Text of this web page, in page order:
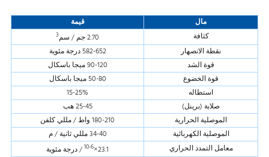
مال
قيمة
كثافة
2.70 جم / سم 3
نقطة الانصهار
582-652 درجة مئوية
قوة الشد
90-120 ميجا باسكال
قوة الخضوع
50-80 ميجا باسكال
استطاله
15-25%
صلابة (برينل)
25-45 هب
الموصلية الحرارية
180-210 واط / مللي كلفن
الموصلية الكهربائية
34-40 مللي ثانية / م
معامل التمدد الحراري
23.1×
10-6/ درجة مئوية